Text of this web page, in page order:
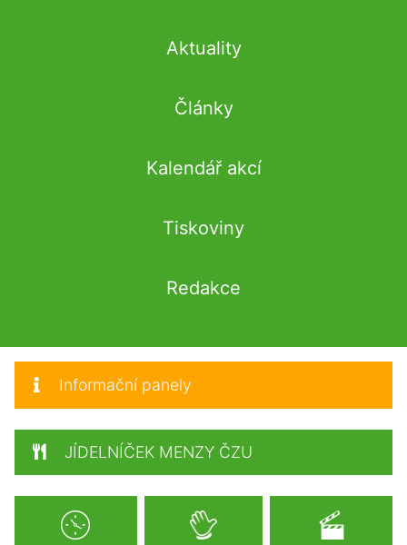
Aktuality
Články
Kalendář akcí
Tiskoviny
Redakce
Informační panely
JÍDELNÍČEK MENZY ČZU